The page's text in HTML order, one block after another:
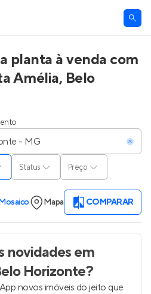
planta à venda com
Amélia, Belo
Status Preço
Mapa COMPARAR
novidadesem
Horizonte?
novos imóveis do jeito que